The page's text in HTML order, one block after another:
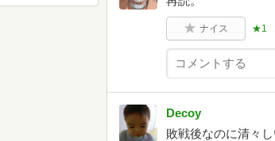
ナイス ★1
Decoy
敗戦後なのに清々